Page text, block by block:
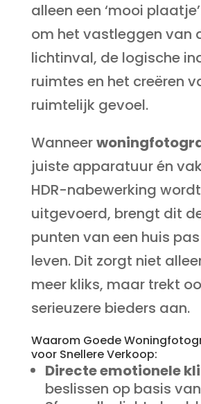
alleen een ‘mooi
om het vastleggen van
lichtinval, de logische
ruimtes en het creëren
ruimtelijk gevoel.
Wanneer
juiste apparatuur én
HDR-nabewerking wordt
uitgevoerd, brengt dit
punten van een huis
leven. Dit zorgt niet
meer kliks, maar trekt
serieuzere bieders aan.
Waarom Goede
voor Snellere Verkoop:
Directe emotionele
beslissen op basis